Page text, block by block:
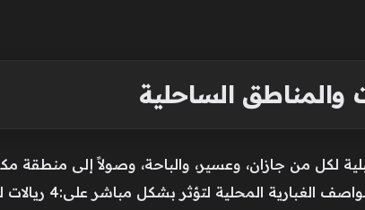
والمناطق الساحلية
لكل من جازان، وعسير، والباحة، وصولاً إلى منطقة
وبالموازاة مع هذه الأمطار، تنشط هبات الرياح السطحية المثيرة للأتربة